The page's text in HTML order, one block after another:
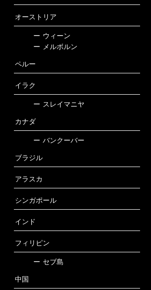
オーストリア
ー ウィーン
ー
メルボルン
ペルー
イラク
ー スレイマニヤ
カナダ
ー バンクーバー
ブラジル
アラスカ
シンガポール
インド
フィリピン
ー セブ島
中国